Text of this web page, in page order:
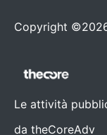
Copyright
Le attività
da theCoreAdv